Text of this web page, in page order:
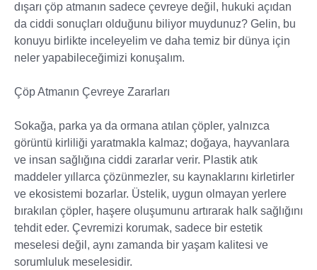
dışarı çöp atmanın sadece çevreye değil, hukuki açıdan
da ciddi sonuçları olduğunu biliyor muydunuz? Gelin, bu
konuyu birlikte inceleyelim ve daha temiz bir dünya için
neler yapabileceğimizi konuşalım.
Çöp Atmanın Çevreye Zararları
Sokağa, parka ya da ormana atılan çöpler, yalnızca
görüntü kirliliği yaratmakla kalmaz; doğaya, hayvanlara
ve insan sağlığına ciddi zararlar verir. Plastik atık
maddeler yıllarca çözünmezler, su kaynaklarını kirletirler
ve ekosistemi bozarlar. Üstelik, uygun olmayan yerlere
bırakılan çöpler, haşere oluşumunu artırarak halk sağlığını
tehdit eder. Çevremizi korumak, sadece bir estetik
meselesi değil, aynı zamanda bir yaşam kalitesi ve
sorumluluk meselesidir.